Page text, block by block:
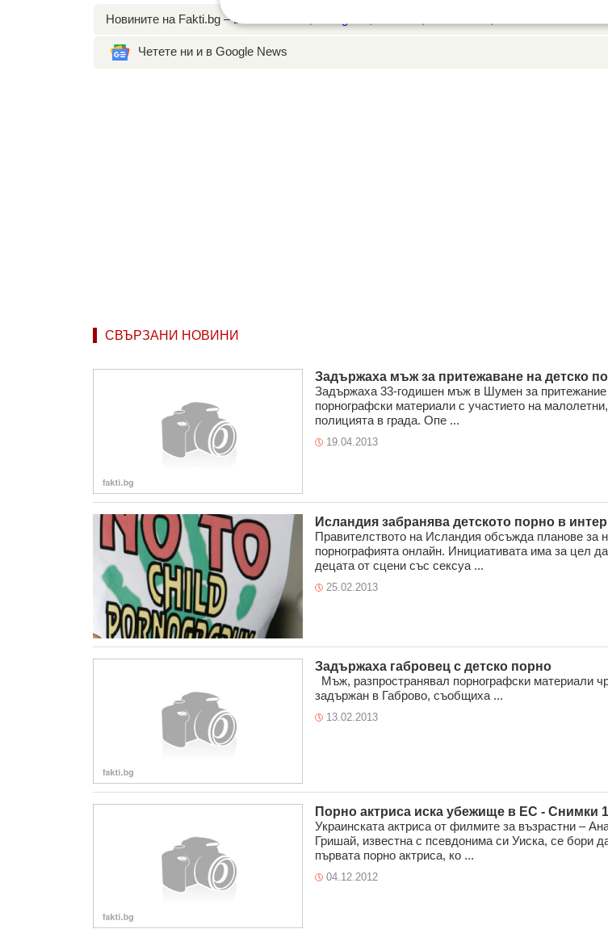
Новините на Fakti.bg – във
Четете ни и в Google News
СВЪРЗАНИ НОВИНИ
Задържаха мъж за притежаване на детско
Задържаха 33-годишен мъж в Шумен за притежание
порнографски материали с участието на
полицията в града. Опе ...
19.04.2013
Исландия забранява детското порно в
Правителството на Исландия обсъжда планове за
порнографията онлайн. Инициативата има за цел
децата от сцени със сексуа ...
25.02.2013
Задържаха габровец с детско порно
Мъж, разпространявал порнографски материали
задържан в Габрово, съобщиха ...
13.02.2013
Порно актриса иска убежище в ЕС - Снимки
Украинската актриса от филмите за възрастни –
Гришай, известна с псевдонима си Уиска, се бори
първата порно актриса, ко ...
04.12.2012